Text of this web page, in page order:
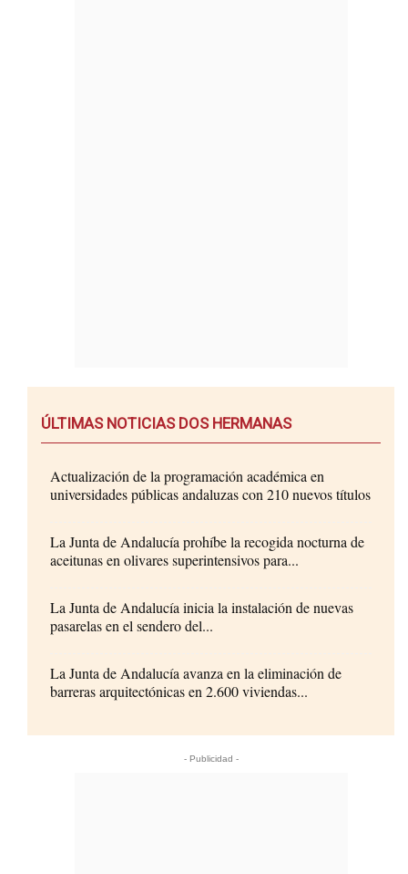
ÚLTIMAS NOTICIAS DOS HERMANAS
Actualización de la programación académica en
universidades públicas andaluzas con 210 nuevos títulos
La Junta de Andalucía prohíbe la recogida nocturna de
aceitunas en olivares superintensivos para...
La Junta de Andalucía inicia la instalación de nuevas
pasarelas en el sendero del...
La Junta de Andalucía avanza en la eliminación de
barreras arquitectónicas en 2.600 viviendas...
- Publicidad -